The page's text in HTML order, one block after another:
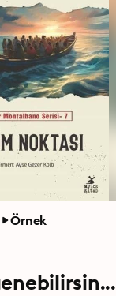
Örnek